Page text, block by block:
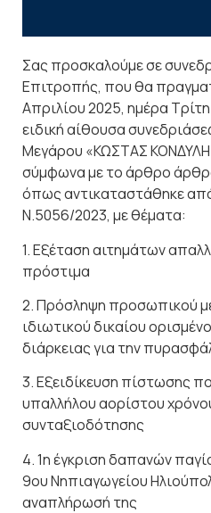
Σας προσκαλούμε σε
Επιτροπής, που θα
Απριλίου 2025, ημέρα
ειδική αίθουσα
Μεγάρου «ΚΩΣΤΑΣ
σύμφωνα με τo άρθρο
όπως αντικαταστάθηκε
Ν.5056/2023, με θέματα:
1. Εξέταση αιτημάτων
πρόστιμα
2. Πρόσληψη προσωπικού
ιδιωτικού δικαίου
διάρκειας για την
3. Εξειδίκευση πίστωσης
υπαλλήλου αορίστου
συνταξιοδότησης
4. 1η έγκριση δαπανών
9ου Νηπιαγωγείου
αναπλήρωσή της